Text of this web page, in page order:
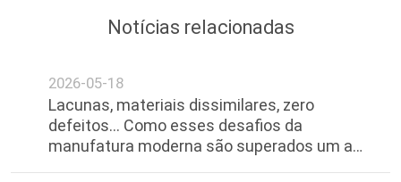
SITE
PRIVACY
POLICY
Notícias relacionadas
2026-05-18
Lacunas, materiais dissimilares, zero
defeitos... Como esses desafios da
manufatura moderna são superados um a